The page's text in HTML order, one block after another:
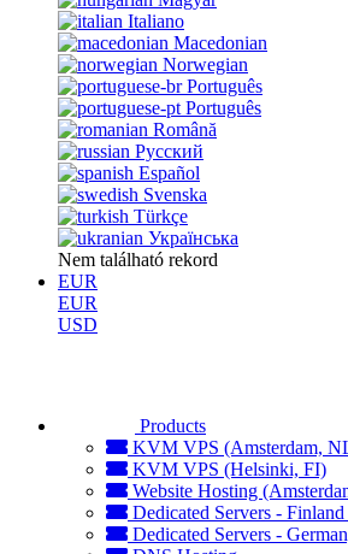
Italiano
Macedonian
Norwegian
Português
Português
Română
Русский
Español
Svenska
Türkçe
Українська
Nem található rekord
EUR
EUR
USD
Products
KVM VPS (Amsterdam,
KVM VPS (Helsinki, FI)
Website Hosting
Dedicated Servers -
Dedicated Servers -